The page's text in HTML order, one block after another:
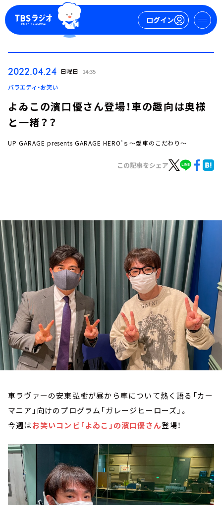
ログイン
ログイン
お知らせ
イベント・グッズ
YouTube
会社情報
2022.04.24 日曜日 14:35
バラエティ・お笑い
よゐこの濱口優さん登場！車の趣向は奥様
と一緒？？
UP GARAGE presents GARAGE HERO’ｓ～愛車のこだわり～
この記事をシェア
車ラヴァーの安東弘樹が昼から車について熱く語る「カー
マニア」向けのプログラム「ガレージヒーローズ」。
今週はお笑いコンビ「よゐこ」の濱口優さん登場！